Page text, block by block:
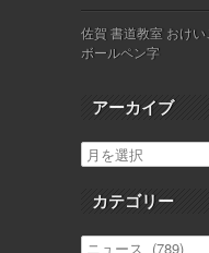
佐賀 書道教室 おけ
ボールペン字
アーカイブ
カテゴリー